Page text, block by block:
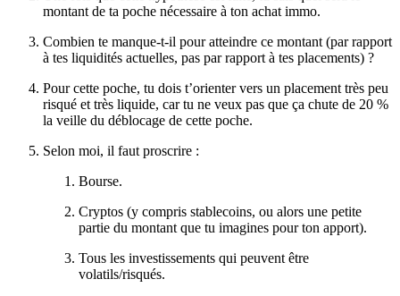
montant de ta poche nécessaire à ton achat immo.
Combien te manque-t-il pour atteindre ce montant (par rapport
à tes liquidités actuelles, pas par rapport à tes placements) ?
Pour cette poche, tu dois t’orienter vers un placement très peu
risqué et très liquide, car tu ne veux pas que ça chute de 20 %
la veille du déblocage de cette poche.
Selon moi, il faut proscrire :
Bourse.
Cryptos (y compris stablecoins, ou alors une petite
partie du montant que tu imagines pour ton apport).
Tous les investissements qui peuvent être
volatils/risqués.